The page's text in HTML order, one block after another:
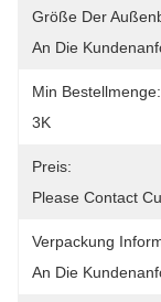
Größe Der
An Die
Min Bestellmenge:
3K
Preis:
Please Contact
Verpackung
An Die